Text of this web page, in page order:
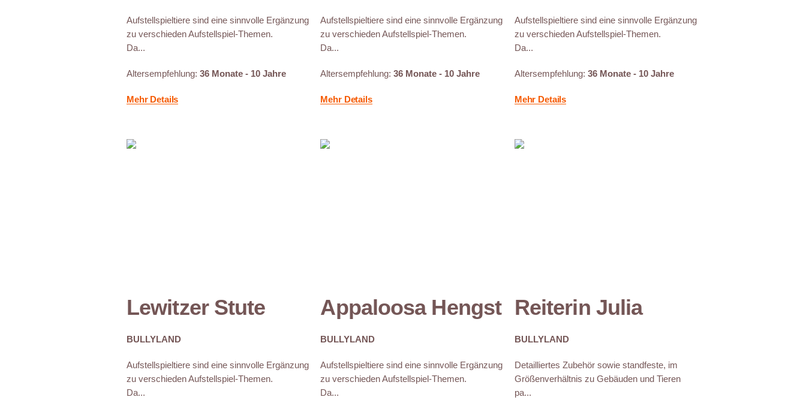
Aufstellspieltiere sind eine sinnvolle Ergänzung
zu verschieden Aufstellspiel-Themen.
Da...
Altersempfehlung:36 Monate - 10 Jahre
Mehr Details
Aufstellspieltiere sind eine sinnvolle Ergänzung
zu verschieden Aufstellspiel-Themen.
Da...
Altersempfehlung:36 Monate - 10 Jahre
Mehr Details
Aufstellspieltiere sind eine sinnvolle Ergänzung
zu verschieden Aufstellspiel-Themen.
Da...
Altersempfehlung: 36 Monate - 10 Jahre
Mehr Details
Lewitzer Stute
BULLYLAND
Aufstellspieltiere sind eine sinnvolle Ergänzung
zu verschieden Aufstellspiel-Themen.
Da...
Appaloosa Hengst
BULLYLAND
Aufstellspieltiere sind eine sinnvolle Ergänzung
zu verschieden Aufstellspiel-Themen.
Da...
Reiterin Julia
BULLYLAND
Detailliertes Zubehör sowie standfeste, im
Größenverhältnis zu Gebäuden und Tieren
pa...